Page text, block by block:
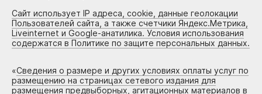
Сайт использует IP адреса, cookie, данные геолокации
Пользователей сайта, а также счетчики Яндекс.Метрика,
Liveinternet и Google-анатилика. Условия использования
содержатся в Политике по защите персональных данных.
«Сведения о размере и других условиях оплаты услуг по
размещению на страницах сетевого издания для
размещения предвыборных, агитационных материалов в